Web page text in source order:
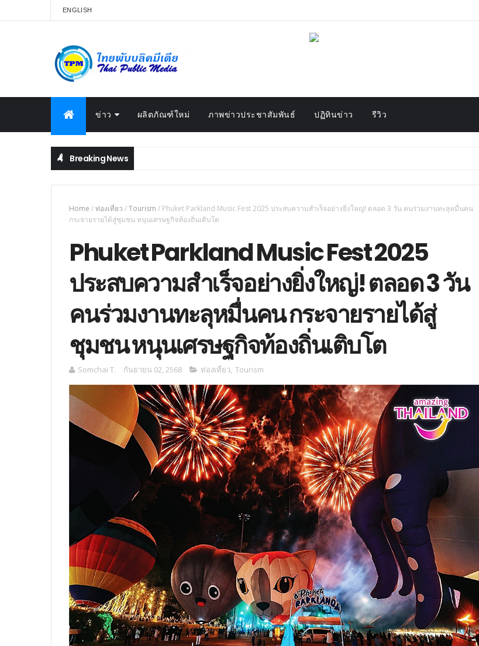
ENGLISH
ข่าว ผลิตภัณฑ์ใหม่ ภาพข่าวประชาสัมพันธ์ ปฏิทินข่าว รีวิว
Breaking News
Home /ท่องเที่ยว /Tourism / Phuket Parkland Music Fest 2025 ประสบความสำเร็จอย่างยิ่งใหญ่! ตลอด 3 วัน คนร่วมงานทะลุหมื่นคน
กระจายรายได้สู่ชุมชน หนุนเศรษฐกิจท้องถิ่นเติบโต
Phuket Parkland Music Fest 2025
ประสบความสำเร็จอย่างยิ่งใหญ่! ตลอด 3 วัน
คนร่วมงานทะลุหมื่นคน กระจายรายได้สู่
ชุมชน หนุนเศรษฐกิจท้องถิ่นเติบโต
Somchai T. กันยายน 02, 2568 ท่องเที่ยว, Tourism